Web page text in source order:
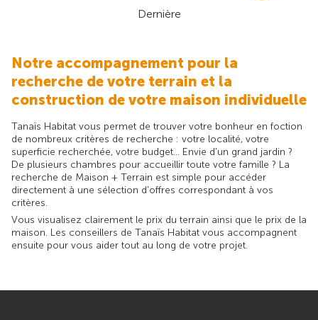
Dernière
Notre accompagnement pour la
recherche de votre terrain et la
construction de votre maison individuelle
Tanaïs Habitat vous permet de trouver votre bonheur en foction
de nombreux critères de recherche : votre localité, votre
superficie recherchée, votre budget... Envie d'un grand jardin ?
De plusieurs chambres pour accueillir toute votre famille ? La
recherche de Maison + Terrain est simple pour accéder
directement à une sélection d'offres correspondant à vos
critères.
Vous visualisez clairement le prix du terrain ainsi que le prix de la
maison. Les conseillers de Tanaïs Habitat vous accompagnent
ensuite pour vous aider tout au long de votre projet.